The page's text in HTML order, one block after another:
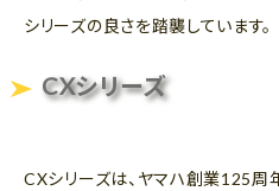
シリーズの良さを踏襲しています。
CXシリーズ
CXシリーズは、ヤマハ創業125周